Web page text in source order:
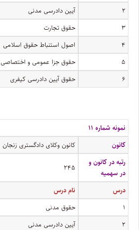
۲
آیین دادرسی مدنی
۳
حقوق تجارت
۴
اصول استنباط حقوق اسلامی
۵
حقوق جزا عمومی و اختصاصی
۶
حقوق آیین دادرسی کیفری
نمونه شماره ۱۱
کانون
کانون وکلای دادگستری زنجان
رتبه در کانون و
در سهمیه
۲۴۵
درس
نام درس
۱
حقوق مدنی
۲
آیین دادرسی مدنی